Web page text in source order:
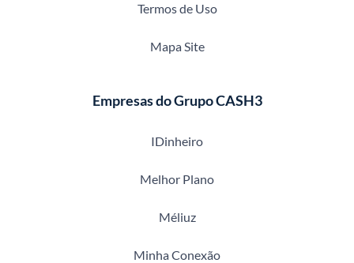
Termos de Uso
Mapa Site
Empresas do Grupo CASH3
IDinheiro
Melhor Plano
Méliuz
Minha Conexão